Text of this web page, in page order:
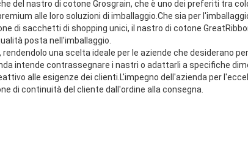
del nastro di cotone Grosgrain, che è uno dei preferiti tra
alle loro soluzioni di imballaggio.Che sia per
di sacchetti di shopping unici, il nastro di cotone
posta nell'imballaggio.
una scelta ideale per le aziende che desiderano
intende contrassegnare i nastri o adattarli a specifiche
alle esigenze dei clienti.L'impegno dell'azienda per
di continuità del cliente dall'ordine alla consegna.